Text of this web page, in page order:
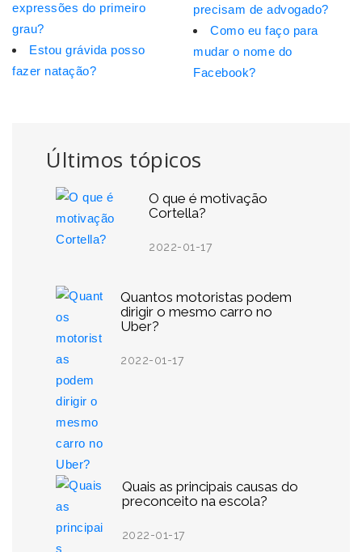
Últimos tópicos
O que é motivação
Cortella?
2022-01-17
Quantos motoristas podem
dirigir o mesmo carro no
Uber?
2022-01-17
Quais as principais causas do
preconceito na escola?
2022-01-17
expressões do primeiro
grau?
Estou grávida posso
fazer natação?
precisam de advogado?
Como eu faço para
mudar o nome do
Facebook?